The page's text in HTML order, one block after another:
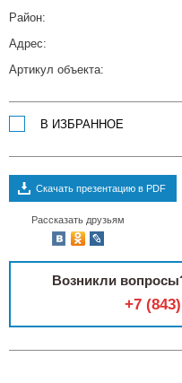
Район:
Адрес:
Артикул объекта:
В ИЗБРАННОЕ
Скачать презентацию в PDF
Рассказать друзьям
Возникли
+7